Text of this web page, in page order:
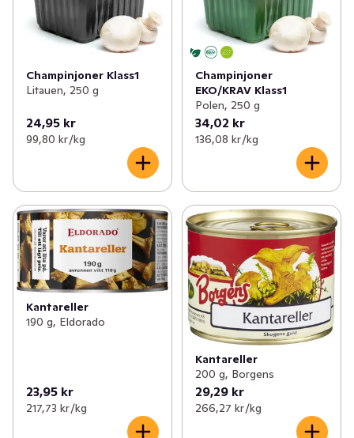
Bär (12)
✓ Frukt- och grönsakslådor
✓ Färska örter
Portabellosvamp (1)
✓ Kantareller
✓ Karl-Johan svamp
Champinjoner Klass1
Litauen, 250 g
24,95 kr
99,80 kr /kg
Champinjoner
EKO/KRAV Klass1
Polen, 250 g
34,02 kr
136,08 kr /kg
Kantareller
190 g, Eldorado
23,95 kr
217,73 kr /kg
Kantareller
200 g, Borgens
29,29 kr
266,27 kr /kg